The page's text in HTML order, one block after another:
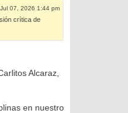
07, 2026 1:44 pm
crítica de
Alcaraz,
en nuestro